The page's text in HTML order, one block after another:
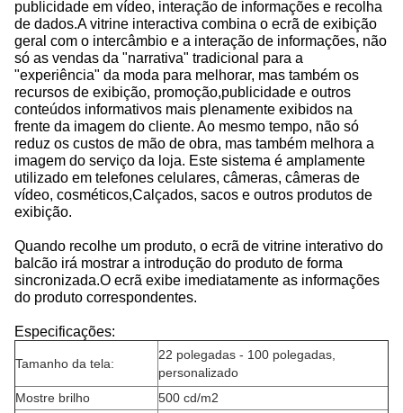
publicidade em vídeo, interação de informações e recolha
de dados.A vitrine interactiva combina o ecrã de exibição
geral com o intercâmbio e a interação de informações, não
só as vendas da "narrativa" tradicional para a
"experiência" da moda para melhorar, mas também os
recursos de exibição, promoção,publicidade e outros
conteúdos informativos mais plenamente exibidos na
frente da imagem do cliente. Ao mesmo tempo, não só
reduz os custos de mão de obra, mas também melhora a
imagem do serviço da loja. Este sistema é amplamente
utilizado em telefones celulares, câmeras, câmeras de
vídeo, cosméticos,Calçados, sacos e outros produtos de
exibição.
Quando recolhe um produto, o ecrã de vitrine interativo do
balcão irá mostrar a introdução do produto de forma
sincronizada.O ecrã exibe imediatamente as informações
do produto correspondentes.
Especificações:
Tamanho da tela:
22 polegadas - 100 polegadas,
personalizado
Mostre brilho
500 cd/m2